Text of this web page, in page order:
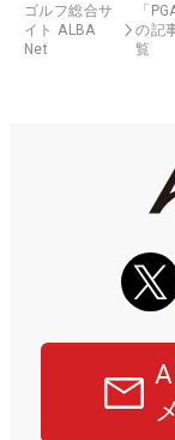
ゴルフ総合サ
イト ALBA
Net
「
の記
覧